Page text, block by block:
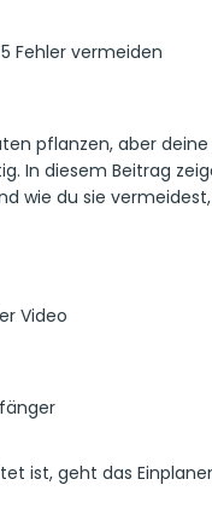
Fehler vermeiden
pflanzen, aber deine
In diesem Beitrag
wie du sie
Video
ist, geht das